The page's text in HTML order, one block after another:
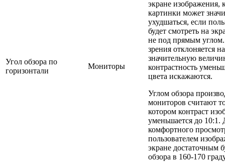
Угол обзора по
горизонтали
Мониторы
экране изображения,
картинки может
ухудшаться, если
будет смотреть на
не под прямым
зрения отклоняется на
значительную
контрастность
цвета искажаются.
Углом обзора
мониторов считают
котором контраст
уменьшается до 10:1.
комфортного
пользователем
экране достаточным
обзора в 160-170